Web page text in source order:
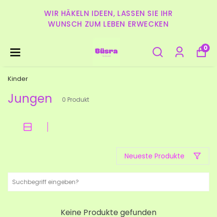
WIR HÄKELN IDEEN, LASSEN SIE IHR
WUNSCH ZUM LEBEN ERWECKEN
0
Kinder
Jungen 0 Produkt
Neueste Produkte
Keine Produkte gefunden